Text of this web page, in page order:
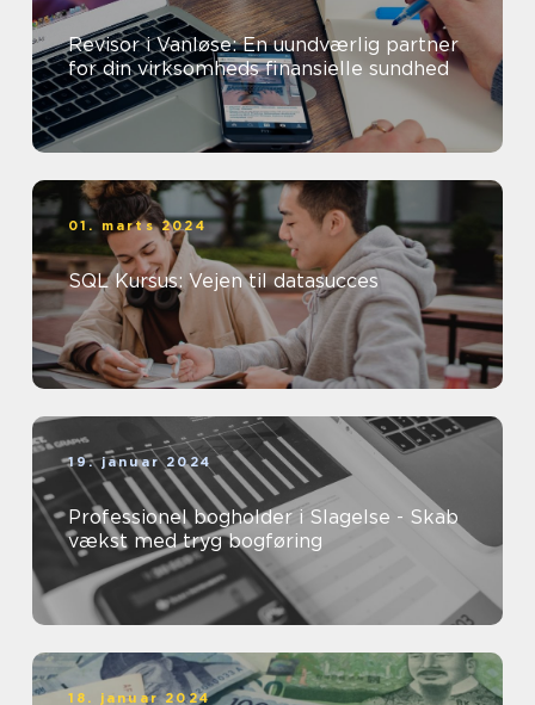
Revisor i Vanløse: En uundværlig partner
for din virksomheds finansielle sundhed
01. marts 2024
SQL Kursus: Vejen til datasucces
19. januar 2024
Professionel bogholder i Slagelse - Skab
vækst med tryg bogføring
18. januar 2024